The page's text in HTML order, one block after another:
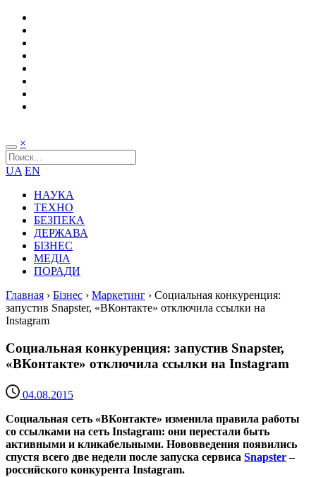
×
UA EN
НАУКА
ТЕХНО
БЕЗПЕКА
ДЕРЖАВА
БІЗНЕС
МЕДІА
ПОРАДИ
Главная › Бізнес › Маркетинг › Социальная конкуренция:
запустив Snapster, «ВКонтакте» отключила ссылки на
Instagram
Социальная конкуренция: запустив Snapster,
«ВКонтакте» отключила ссылки на Instagram
04.08.2015
Социальная сеть «ВКонтакте» изменила правила работы
со ссылками на сеть Instagram: они перестали быть
активными и кликабельными. Нововведения появились
спустя всего две недели после запуска сервиса Snapster–
российского конкурента Instagram.